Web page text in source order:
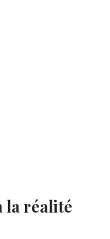
la réalité